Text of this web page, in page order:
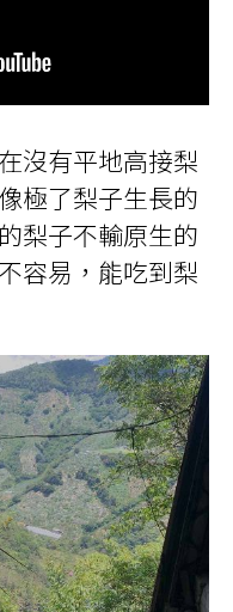
沒有平地高接梨
極了梨子生長的
梨子不輸原生的
容易，能吃到梨